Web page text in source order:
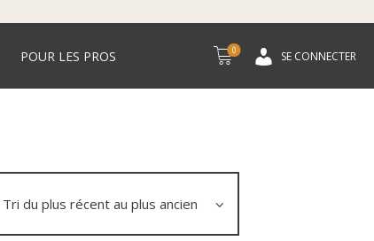
POUR LES PROS 0 SE CONNECTER